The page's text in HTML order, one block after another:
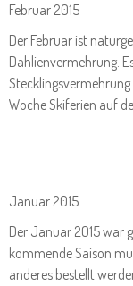
Februar 2015
Der Februar ist
Dahlienvermehrung.
Woche Skiferien auf
Januar 2015
Der Januar 2015 war
kommende Saison
anderes bestellt